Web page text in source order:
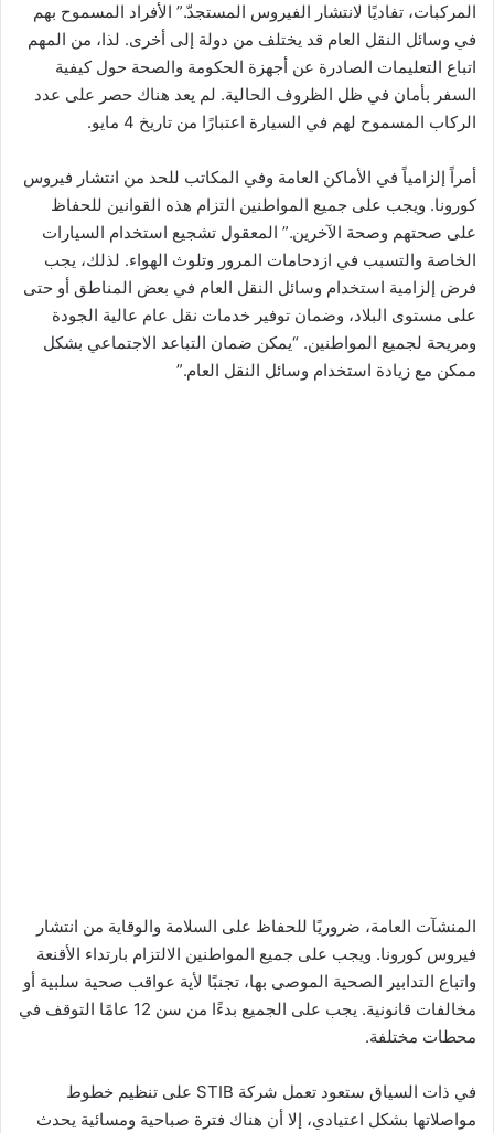
المركبات، تفاديًا لانتشار الفيروس المستجدّ.” الأفراد المسموح بهم
في وسائل النقل العام قد يختلف من دولة إلى أخرى. لذا، من المهم
اتباع التعليمات الصادرة عن أجهزة الحكومة والصحة حول كيفية
السفر بأمان في ظل الظروف الحالية. لم يعد هناك حصر على عدد
الركاب المسموح لهم في السيارة اعتبارًا من تاريخ 4 مايو.
أمراً إلزامياً في الأماكن العامة وفي المكاتب للحد من انتشار فيروس
كورونا. ويجب على جميع المواطنين التزام هذه القوانين للحفاظ
على صحتهم وصحة الآخرين.” المعقول تشجيع استخدام السيارات
الخاصة والتسبب في ازدحامات المرور وتلوث الهواء. لذلك، يجب
فرض إلزامية استخدام وسائل النقل العام في بعض المناطق أو حتى
على مستوى البلاد، وضمان توفير خدمات نقل عام عالية الجودة
ومريحة لجميع المواطنين. “يمكن ضمان التباعد الاجتماعي بشكل
ممكن مع زيادة استخدام وسائل النقل العام.”
المنشآت العامة، ضروريًا للحفاظ على السلامة والوقاية من انتشار
فيروس كورونا. ويجب على جميع المواطنين الالتزام بارتداء الأقنعة
واتباع التدابير الصحية الموصى بها، تجنبًا لأية عواقب صحية سلبية أو
مخالفات قانونية. يجب على الجميع بدءًا من سن 12 عامًا التوقف في
محطات مختلفة.
في ذات السياق ستعود تعمل شركة STIB على تنظيم خطوط
مواصلاتها بشكل اعتيادي، إلا أن هناك فترة صباحية ومسائية يحدث